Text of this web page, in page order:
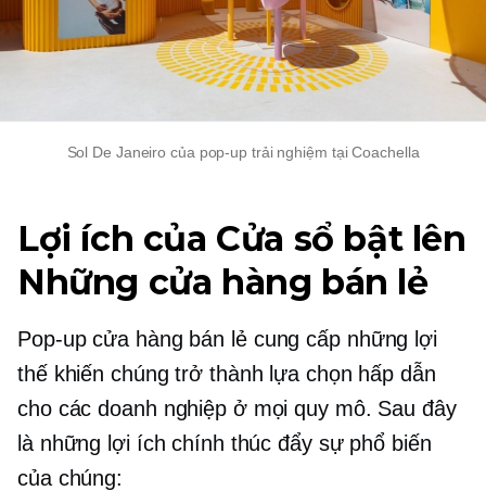
Sol De Janeiro của pop-up trải nghiệm tại Coachella
Lợi ích của Cửa sổ bật lên
Những cửa hàng bán lẻ
Pop-upcửa hàng bán lẻ cung cấp những lợi
thế khiến chúng trở thành lựa chọn hấp dẫn
cho các doanh nghiệp ở mọi quy mô. Sau đây
là những lợi ích chính thúc đẩy sự phổ biến
của chúng: